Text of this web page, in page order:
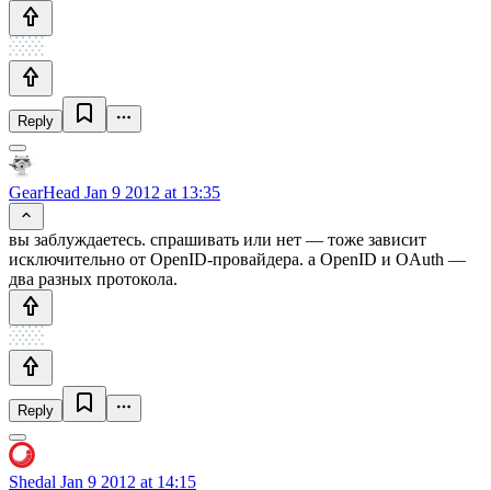
Reply
GearHead Jan 9 2012 at 13:35
вы заблуждаетесь. спрашивать или нет — тоже зависит
исключительно от OpenID-провайдера. а OpenID и OAuth —
два разных протокола.
Reply
Shedal Jan 9 2012 at 14:15